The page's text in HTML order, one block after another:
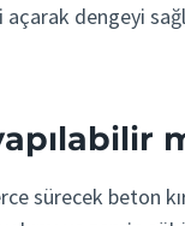
dengeyi
sürecek beton